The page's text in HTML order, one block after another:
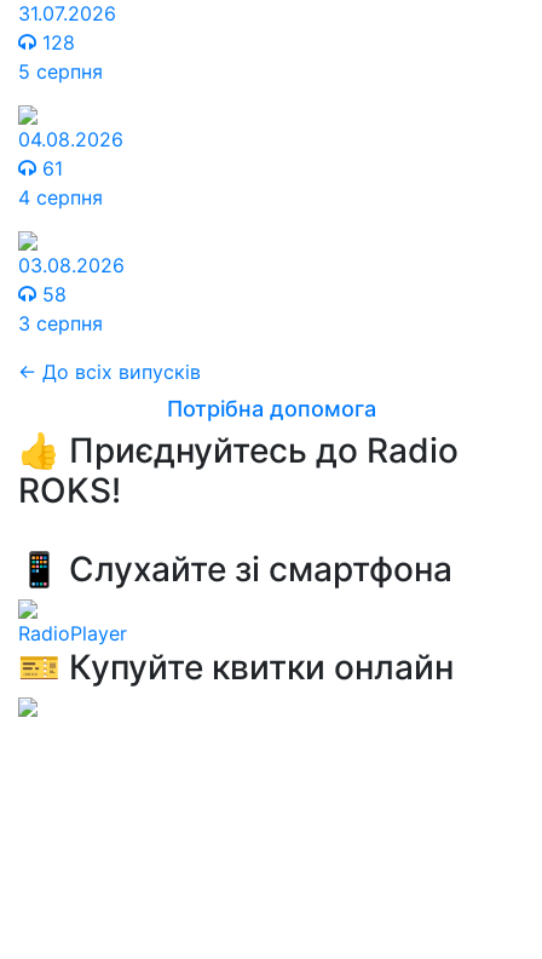
31.07.2026
128
5 серпня
04.08.2026
61
4 серпня
03.08.2026
58
3 серпня
← До всіх випусків
Потрібна допомога
👍 Приєднуйтесь до Radio
ROKS!
📱 Слухайте зі смартфона
RadioPlayer
🎫 Купуйте квитки онлайн